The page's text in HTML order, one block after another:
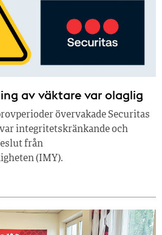
av väktare var olaglig
övervakade Securitas
integritetskränkande och
från
(IMY).